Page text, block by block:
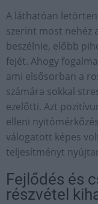
A láthatóan
szerint most nehéz
beszélnie, előbb
fejét. Ahogy
ami elsősorban a
számára sokkal
ezelőtti. Azt
elleni
válogatott képes
teljesítményt
Fejlődés és
részvétel